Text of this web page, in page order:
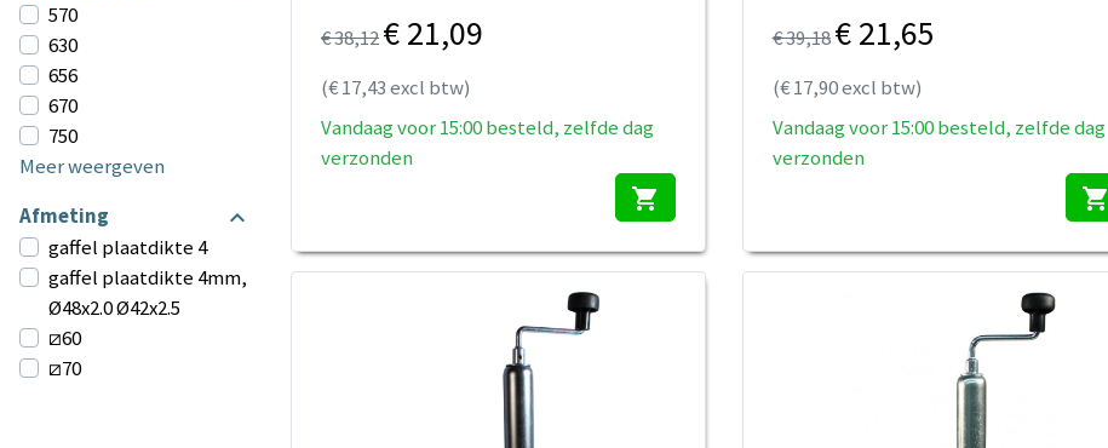
570
630
656
670
750
Meer weergeven
Afmeting
gaffel plaatdikte 4
gaffel plaatdikte 4mm,
Ø48x2.0 Ø42x2.5
⧄60
⧄70
€ 38,12€ 21,09
(€ 17,43 excl btw)
Vandaag voor 15:00 besteld, zelfde dag
verzonden
shopping_cart
€ 39,18€ 21,65
(€ 17,90 excl btw)
Vandaag voor 15:00 besteld, zelfde dag
verzonden
shopping_cart